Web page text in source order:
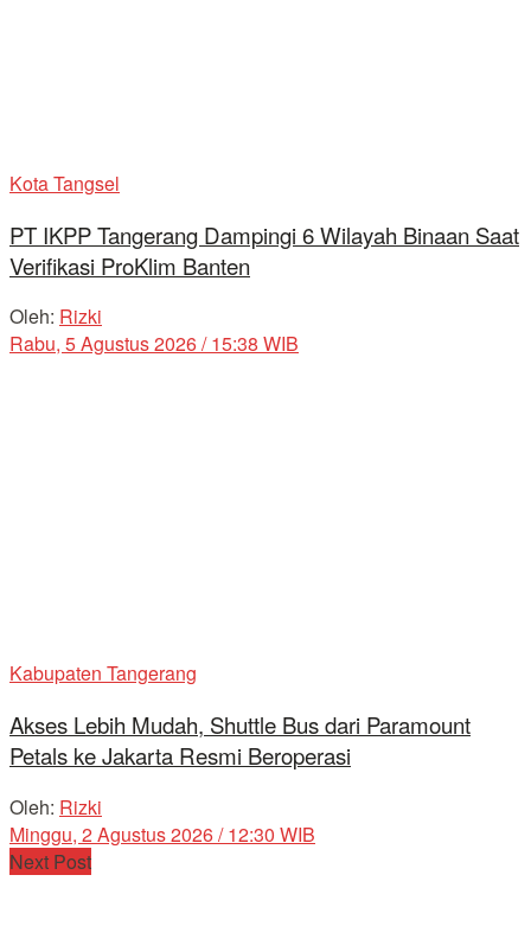
Kota Tangsel
PT IKPP Tangerang Dampingi 6 Wilayah Binaan Saat
Verifikasi ProKlim Banten
Oleh: Rizki
Rabu, 5 Agustus 2026 / 15:38 WIB
Kabupaten Tangerang
Akses Lebih Mudah, Shuttle Bus dari Paramount
Petals ke Jakarta Resmi Beroperasi
Oleh: Rizki
Minggu, 2 Agustus 2026 / 12:30 WIB
Next Post